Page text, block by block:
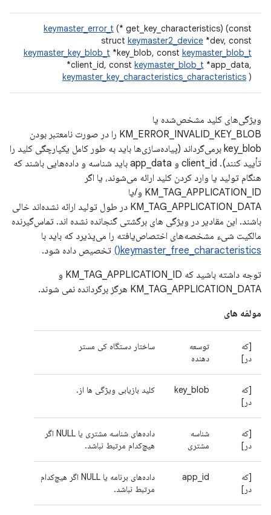
keymaster_error_t (* get_key_characteristics) (const
struct keymaster2_device *dev, const
keymaster_key_blob_t *key_blob, const keymaster_blob_t
*client_id, const keymaster_blob_t *app_data,
keymaster_key_characteristics_characteristics )
ویژگی‌های کلید مشخص‌شده یا
KM_ERROR_INVALID_KEY_BLOB را در صورت نامعتبر بودن
key_blob برمی‌گرداند (پیاده‌سازی‌ها باید به طور کامل یکپارچگی کلید را
تأیید کنند). client_id و app_data باید شناسه و داده‌هایی باشند که
هنگام تولید یا وارد کردن کلید ارائه می‌شوند، یا اگر
KM_TAG_APPLICATION_ID و/یا
KM_TAG_APPLICATION_DATA در طول تولید ارائه نشده‌اند خالی
باشند. این مقادیر در ویژگی های برگشتی گنجانده نشده اند. تماس‌گیرنده
مالکیت شیء مشخصه‌های اختصاص‌یافته را می‌پذیرد که باید با
keymaster_free_characteristics()
تخصیص داده شود.
توجه داشته باشید که KM_TAG_APPLICATION_ID و
KM_TAG_APPLICATION_DATA هرگز برگردانده نمی شوند.
مولفه های
[که
در]
توسعه
دهنده
ساختار دستگاه کی مستر
[که
در]
key_blob کلید بازیابی ویژگی ها از.
[که
در]
شناسه
مشتری
داده‌های شناسه مشتری یا NULL اگر
هیچ‌کدام مرتبط نباشد.
[که
در]
app_id
داده‌های برنامه یا NULL اگر هیچ‌کدام
مرتبط نباشد.